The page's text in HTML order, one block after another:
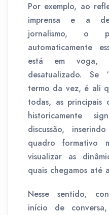
Por exemplo, ao
imprensa e a
jornalismo, o
automaticamente
está em voga,
desatualizado. Se
termo da vez, é ali
todas, as principais
historicamente
discussão,
quadro formativo
visualizar as
quais chegamos até
Nesse sentido,
início de